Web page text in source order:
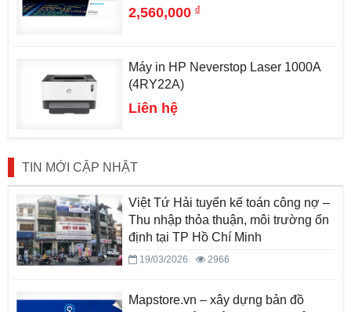
2,560,000đ
Máy in HP Neverstop Laser 1000A
(4RY22A)
Liên hệ
TIN MỚI CẬP NHẬT
Việt Tứ Hải tuyển kế toán công nợ –
Thu nhập thỏa thuận, môi trường ổn
định tại TP Hồ Chí Minh
19/03/2026 2966
Mapstore.vn – xây dựng bản đồ